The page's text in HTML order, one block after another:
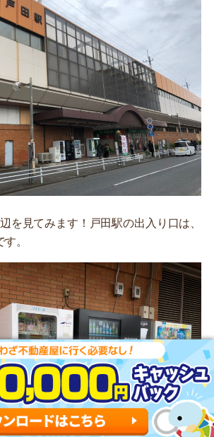
を見てみます！戸田駅の出入り口は、
。